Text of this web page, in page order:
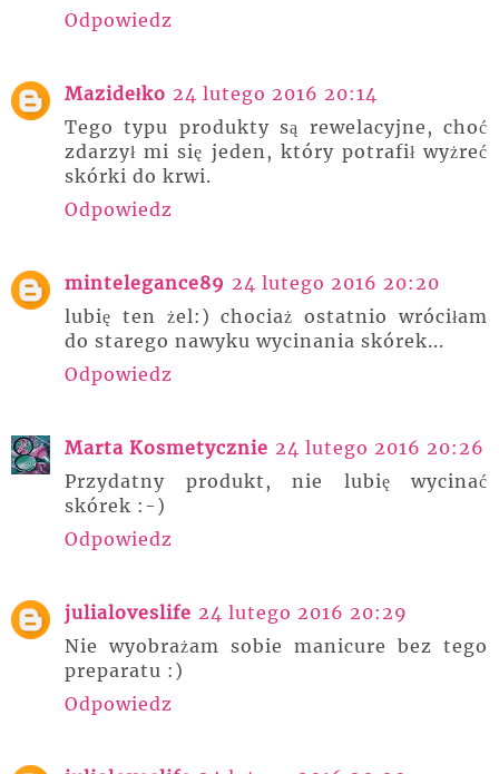
Odpowiedz
Mazidełko 24 lutego 2016 20:14
Tego typu produkty są rewelacyjne, choć
zdarzył mi się jeden, który potrafił wyżreć
skórki do krwi.
Odpowiedz
mintelegance89 24 lutego 2016 20:20
lubię ten żel:) chociaż ostatnio wróciłam
do starego nawyku wycinania skórek...
Odpowiedz
Marta Kosmetycznie 24 lutego 2016 20:26
Przydatny produkt, nie lubię wycinać
skórek :-)
Odpowiedz
julialoveslife 24 lutego 2016 20:29
Nie wyobrażam sobie manicure bez tego
preparatu :)
Odpowiedz